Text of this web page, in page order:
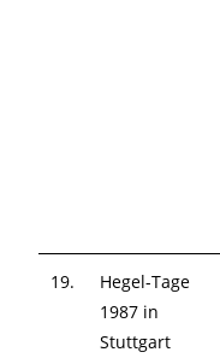
19.
Hegel-Tage
1987 in
Stuttgart